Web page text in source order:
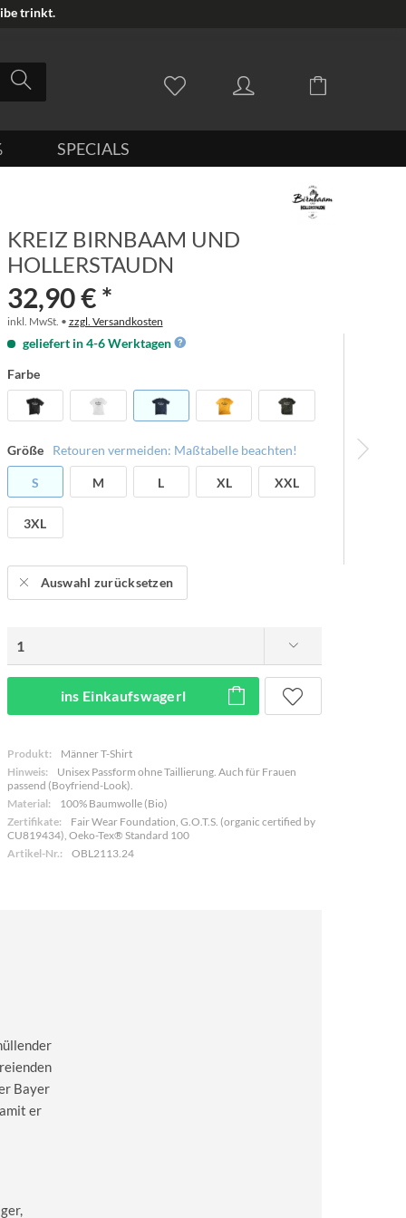
trinkt.
SPECIALS
KREIZ BIRNBAAM UND
HOLLERSTAUDN
32,90 € *
inkl. MwSt. • zzgl. Versandkosten
geliefert in 4-6 Werktagen
Farbe
Größe Retouren vermeiden: Maßtabelle beachten!
S M L XL XXL
3XL
Auswahl zurücksetzen
ins Einkaufswagerl
Produkt:
Männer T-Shirt
Hinweis:
Unisex Passform ohne Taillierung. Auch für Frauen
passend (Boyfriend-Look).
Material:
100% Baumwolle (Bio)
Zertifikate:
Fair Wear Foundation, G.O.T.S. (organic certified by
CU819434), Oeko-Tex® Standard 100
Artikel-Nr.:
OBL2113.24
Bayer
er